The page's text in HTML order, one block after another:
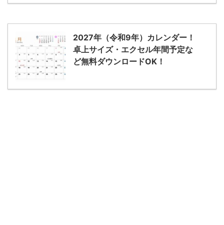
2027年（令和9年）カレンダー！
卓上サイズ・エクセル年間予定な
ど無料ダウンロードOK！